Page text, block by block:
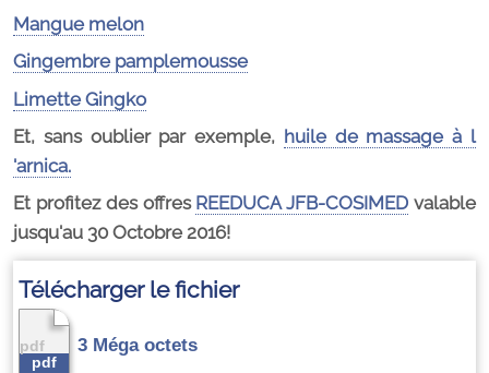
Mangue melon
Gingembre pamplemousse
Limette Gingko
Et, sans oublier par exemple, huile de massage à l
'arnica.
Et profitez des offres REEDUCA JFB-COSIMED valable
jusqu'au 30 Octobre 2016!
Télécharger le fichier
3 Méga octets